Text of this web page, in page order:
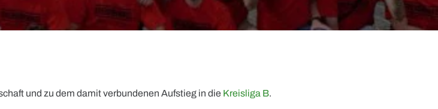
und zu dem damit verbundenen Aufstieg in die Kreisliga B.